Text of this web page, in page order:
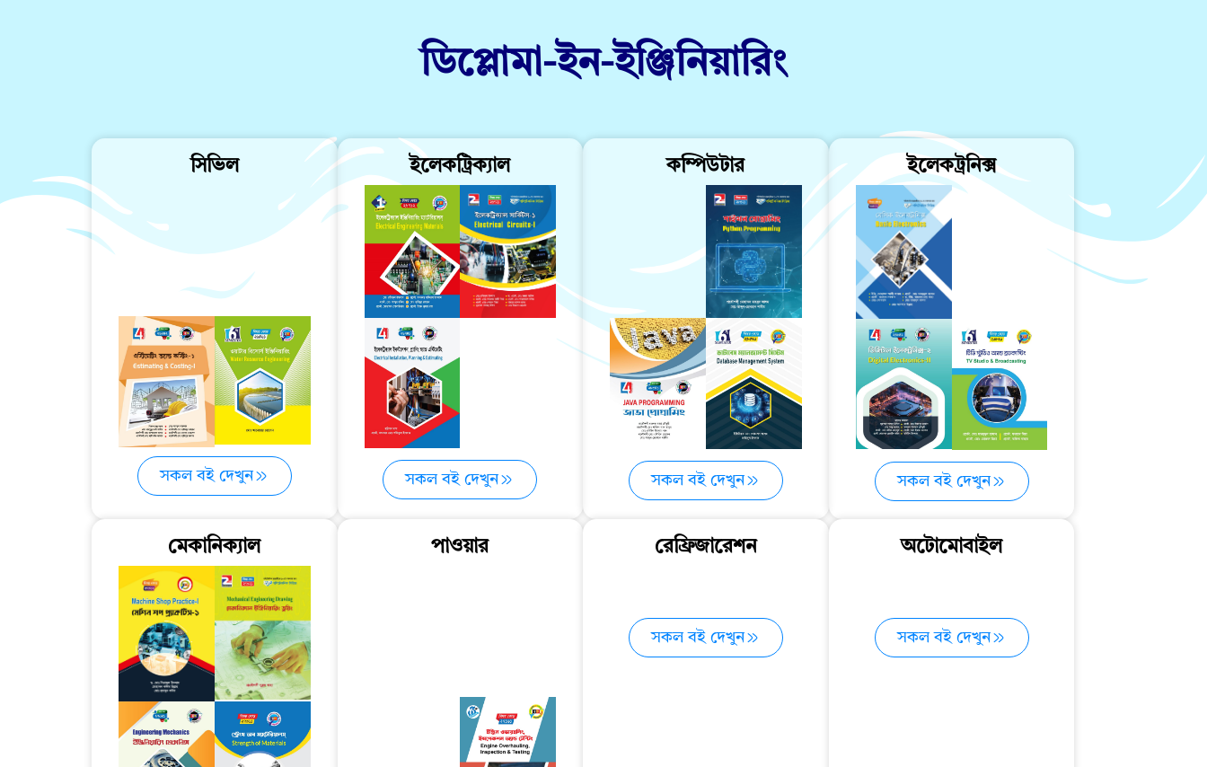
ডিপ্লোমা-ইন-ইঞ্জিনিয়ারিং
সিভিল
সকল বই দেখুন
ইলেকট্রিক্যাল
সকল বই দেখুন
কম্পিউটার
সকল বই দেখুন
ইলেকট্রনিক্স
সকল বই দেখুন
মেকানিক্যাল পাওয়ার রেফ্রিজারেশন
সকল বই দেখুন
অটোমোবাইল
সকল বই দেখুন